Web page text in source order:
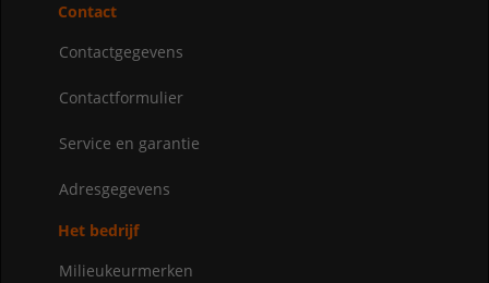
Contact
Contactgegevens
Contactformulier
Service en garantie
Adresgegevens
Het bedrijf
Milieukeurmerken